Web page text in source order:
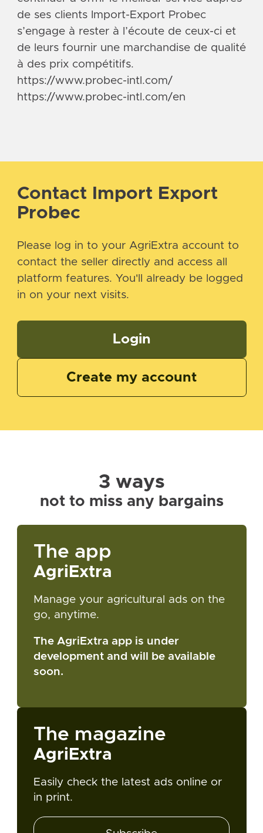
de ses clients Import-Export Probec
s’engage à rester à l’écoute de ceux-ci et
de leurs fournir une marchandise de qualité
à des prix compétitifs.
https://www.probec-intl.com/
https://www.probec-intl.com/en
Contact Import Export
Probec
Please log in to your AgriExtra account to
contact the seller directly and access all
platform features. You'll already be logged
in on your next visits.
Login
Create my account
3 ways
not to miss any bargains
The app
AgriExtra
Manage your agricultural ads on the
go, anytime.
The AgriExtra app is under
development and will be available
soon.
The magazine
AgriExtra
Easily check the latest ads online or
in print.